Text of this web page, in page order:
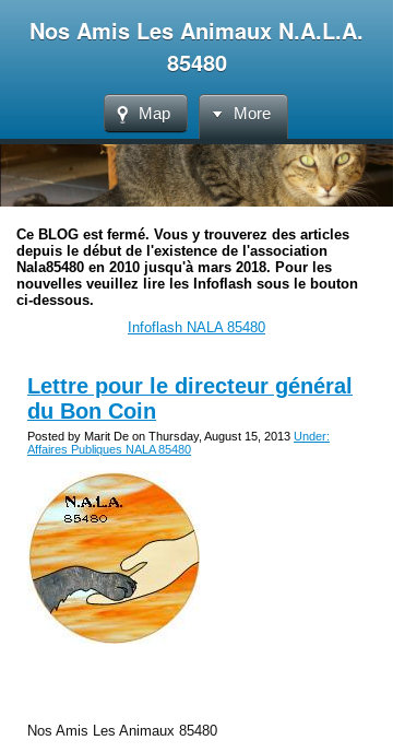
Nos Amis Les Animaux N.A.L.A.
85480
Map More
Ce BLOG est fermé. Vous y trouverez des articles
depuis le début de l'existence de l'association
Nala85480 en 2010 jusqu'à mars 2018. Pour les
nouvelles veuillez lire les Infoflash sous le bouton
ci-dessous.
Infoflash NALA 85480
Lettre pour le directeur général
du Bon Coin
Posted by Marit De on Thursday, August 15, 2013 Under:
Affaires Publiques NALA 85480
Nos Amis Les Animaux 85480